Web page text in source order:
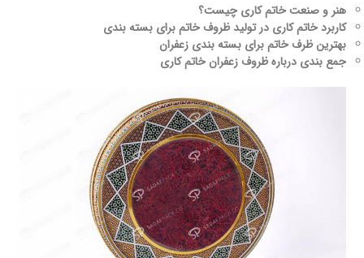
هنر و صنعت خاتم کاری چیست؟
کاربرد خاتم کاری در تولید ظروف خاتم برای بسته بندی
بهترین ظرف خاتم برای بسته بندی زعفران
جمع بندی درباره ظروف زعفران خاتم کاری